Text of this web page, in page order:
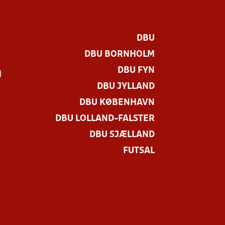
DBU
DBU BORNHOLM
DBU FYN
DBU JYLLAND
DBU KØBENHAVN
DBU LOLLAND-FALSTER
DBU SJÆLLAND
FUTSAL